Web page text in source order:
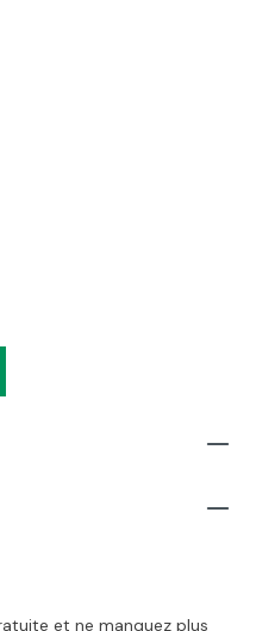
et ne manquez plus